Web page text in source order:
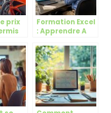
prix
avec
Formation Excel
: Apprendre A
Tableur
Microsoft Pour
Creer des
Macros
Puissantes